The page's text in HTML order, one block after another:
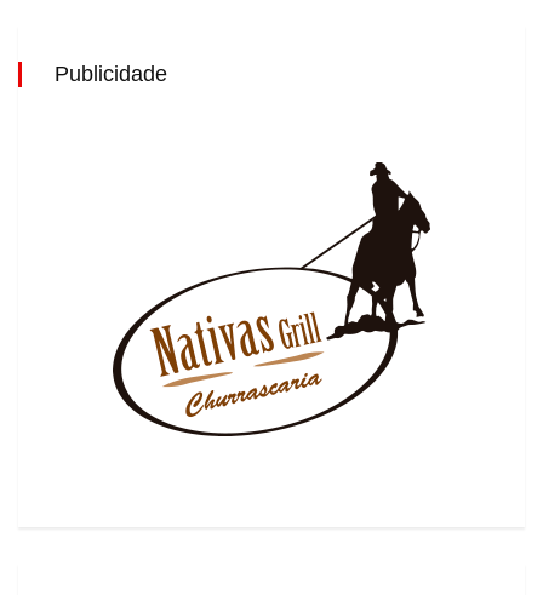
Publicidade